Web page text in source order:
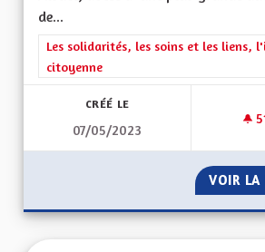
de...
Filtrer les résultats de la catégorie :
Les solidarités, les soins et les liens,
citoyenne
CRÉÉ LE
07/05/2023
VOIR LA